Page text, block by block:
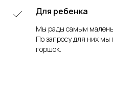
Для ребенка
Мы рады самым
По запросу для них мы
горшок.